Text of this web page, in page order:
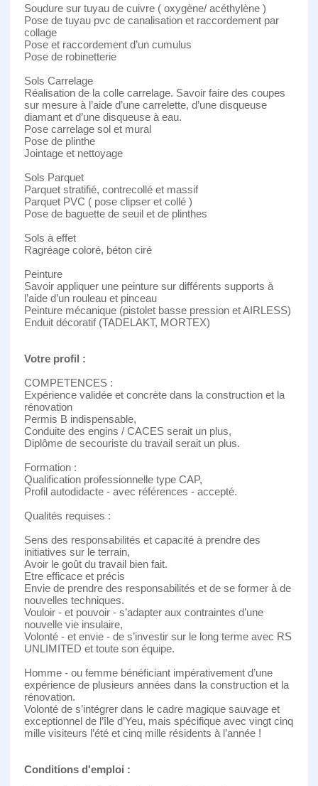
Soudure sur tuyau de cuivre ( oxygène/ acéthylène )
Pose de tuyau pvc de canalisation et raccordement par
collage
Pose et raccordement d’un cumulus
Pose de robinetterie
Sols Carrelage
Réalisation de la colle carrelage. Savoir faire des coupes
sur mesure à l’aide d’une carrelette, d’une disqueuse
diamant et d’une disqueuse à eau.
Pose carrelage sol et mural
Pose de plinthe
Jointage et nettoyage
Sols Parquet
Parquet stratifié, contrecollé et massif
Parquet PVC ( pose clipser et collé )
Pose de baguette de seuil et de plinthes
Sols à effet
Ragréage coloré, béton ciré
Peinture
Savoir appliquer une peinture sur différents supports à
l’aide d’un rouleau et pinceau
Peinture mécanique (pistolet basse pression et AIRLESS)
Enduit décoratif (TADELAKT, MORTEX)
Votre profil :
COMPETENCES :
Expérience validée et concrète dans la construction et la
rénovation
Permis B indispensable,
Conduite des engins / CACES serait un plus,
Diplôme de secouriste du travail serait un plus.
Formation :
Qualification professionnelle type CAP,
Profil autodidacte - avec références - accepté.
Qualités requises :
Sens des responsabilités et capacité à prendre des
initiatives sur le terrain,
Avoir le goût du travail bien fait.
Etre efficace et précis
Envie de prendre des responsabilités et de se former à de
nouvelles techniques.
Vouloir - et pouvoir - s’adapter aux contraintes d’une
nouvelle vie insulaire,
Volonté - et envie - de s’investir sur le long terme avec RS
UNLIMITED et toute son équipe.
Homme - ou femme bénéficiant impérativement d’une
expérience de plusieurs années dans la construction et la
rénovation.
Volonté de s’intégrer dans le cadre magique sauvage et
exceptionnel de l’île d’Yeu, mais spécifique avec vingt cinq
mille visiteurs l’été et cinq mille résidents à l’année !
Conditions d'emploi :